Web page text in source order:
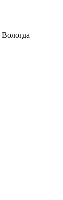
Вологда